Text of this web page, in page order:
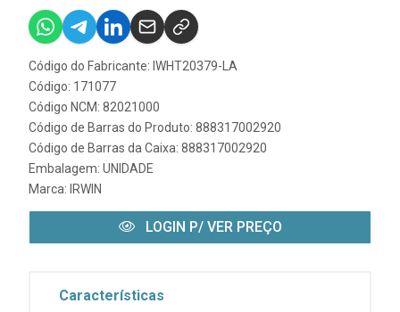
Código do Fabricante: IWHT20379-LA
Código: 171077
Código NCM: 82021000
Código de Barras do Produto: 888317002920
Código de Barras da Caixa: 888317002920
Embalagem: UNIDADE
Marca: IRWIN
LOGIN P/ VER PREÇO
Características